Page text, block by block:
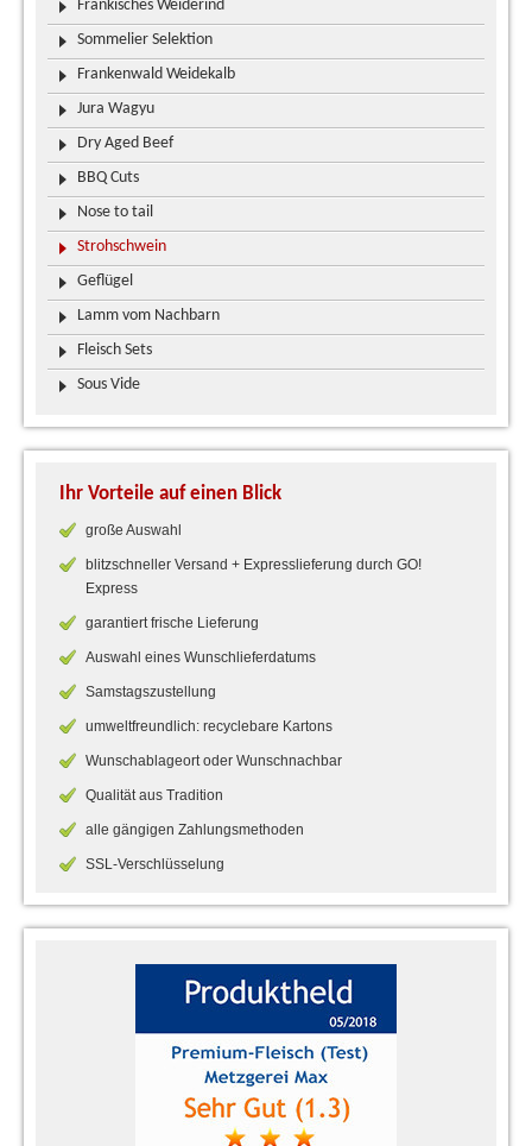
Fränkisches Weiderind
Sommelier Selektion
Frankenwald Weidekalb
Jura Wagyu
Dry Aged Beef
BBQ Cuts
Nose to tail
Strohschwein
Geflügel
Lamm vom Nachbarn
Fleisch Sets
Sous Vide
Ihr Vorteile auf einen Blick
große Auswahl
blitzschneller Versand + Expresslieferung durch GO!
Express
garantiert frische Lieferung
Auswahl eines Wunschlieferdatums
Samstagszustellung
umweltfreundlich: recyclebare Kartons
Wunschablageort oder Wunschnachbar
Qualität aus Tradition
alle gängigen Zahlungsmethoden
SSL-Verschlüsselung